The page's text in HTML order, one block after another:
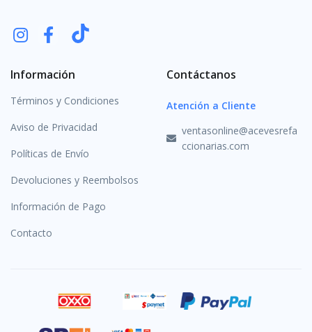
Información
Términos y Condiciones
Aviso de Privacidad
Políticas de Envío
Devoluciones y Reembolsos
Información de Pago
Contacto
Contáctanos
Atención a Cliente
ventasonline@acevesrefa
ccionarias.com